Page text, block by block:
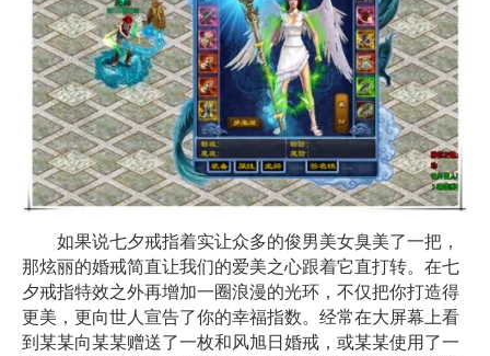
如果说七夕戒指着实让众多的俊男美女臭美了一把，
那炫丽的婚戒简直让我们的爱美之心跟着它直打转。在七
夕戒指特效之外再增加一圈浪漫的光环，不仅把你打造得
更美，更向世人宣告了你的幸福指数。经常在大屏幕上看
到某某向某某赠送了一枚和风旭日婚戒，或某某使用了一